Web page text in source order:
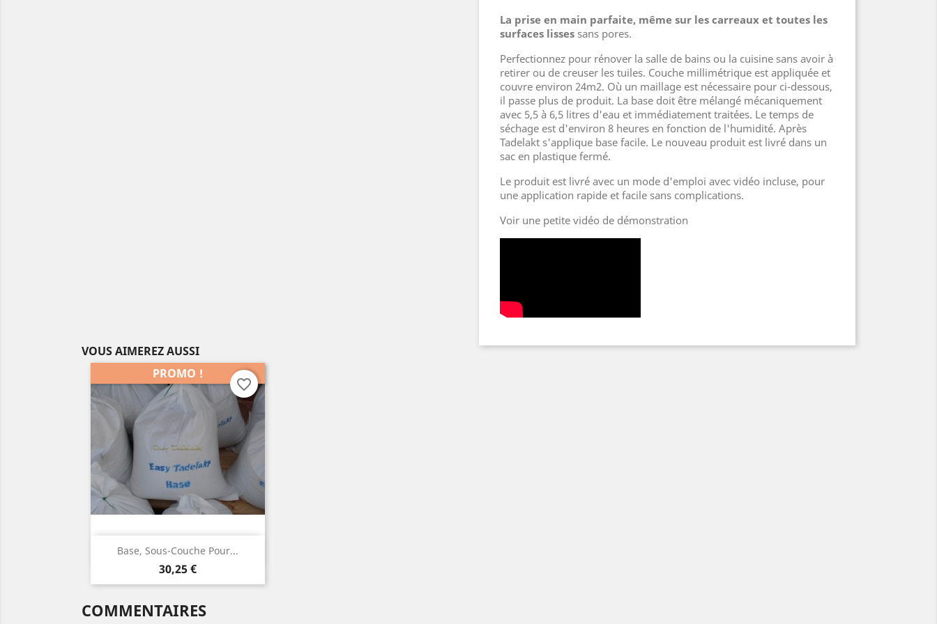
La prise en main parfaite, même sur les carreaux et toutes les
surfaces lisses sans pores.
Perfectionnez pour rénover la salle de bains ou la cuisine sans avoir à
retirer ou de creuser les tuiles. Couche millimétrique est appliquée et
couvre environ 24m2. Où un maillage est nécessaire pour ci-dessous,
il passe plus de produit. La base doit être mélangé mécaniquement
avec 5,5 à 6,5 litres d'eau et immédiatement traitées. Le temps de
séchage est d'environ 8 heures en fonction de l'humidité. Après
Tadelakt s'applique base facile. Le nouveau produit est livré dans un
sac en plastique fermé.
Le produit est livré avec un mode d'emploi avec vidéo incluse, pour
une application rapide et facile sans complications.
Voir une petite vidéo de démonstration
VOUS AIMEREZ AUSSI
Base, Sous-Couche Pour...
Prix
30,25 €
PROMO !
Aperçu rapide
favorite_border
COMMENTAIRES